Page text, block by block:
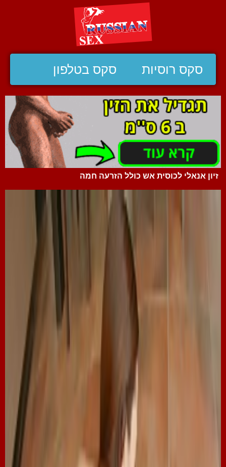
סקס רוסיות סקס בטלפון
זיון אנאלי לכוסית אש כולל הזרעה חמה